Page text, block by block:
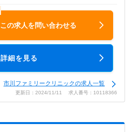
この求人を問い合わせる
詳細を見る
市川ファミリークリニックの求人一覧
更新日：2024/11/11 求人番号：10118366